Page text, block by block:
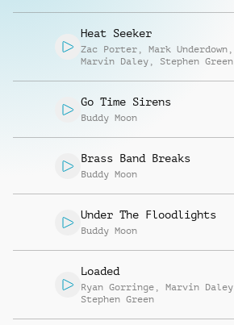
Heat Seeker
Zac Porter , Mark Underdown ,
Marvin Daley , Stephen Green
Go Time Sirens
Buddy Moon
Brass Band Breaks
Buddy Moon
Under The Floodlights
Buddy Moon
Loaded
Ryan Gorringe , Marvin Daley
Stephen Green